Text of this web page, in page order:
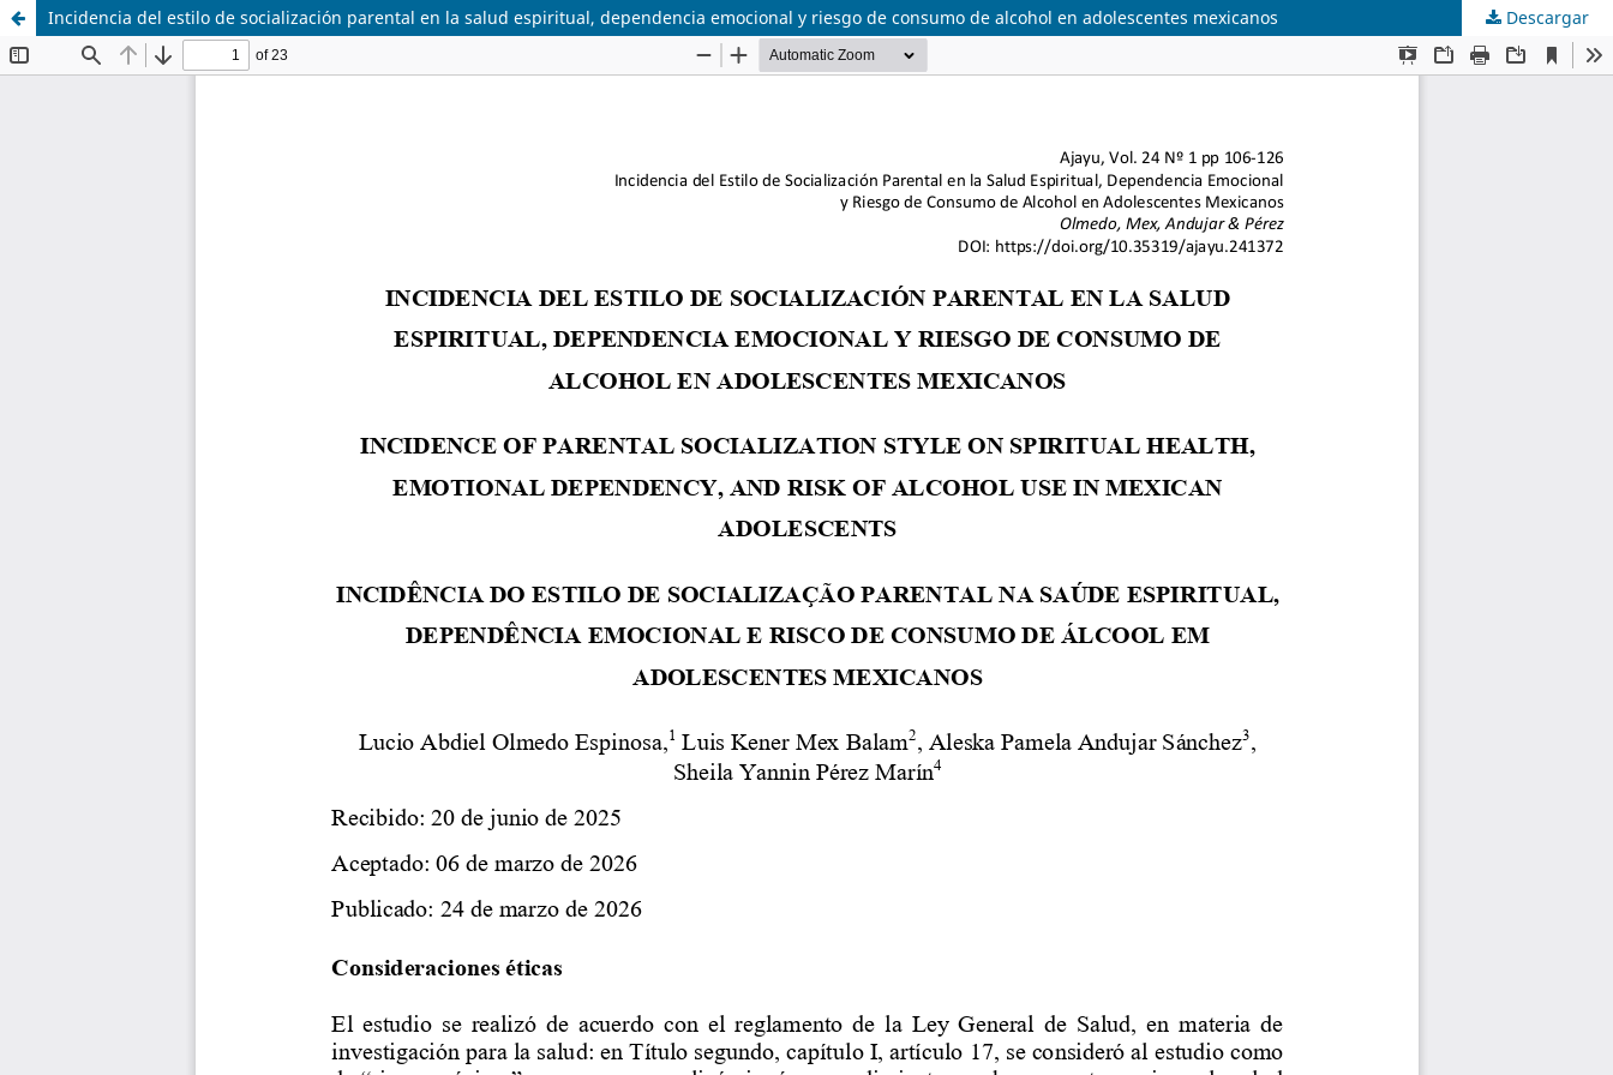
Incidencia del estilo de socialización parental en la salud espiritual, dependencia emocional y riesgo de consumo de alcohol en adolescentes mexicanos Descargar